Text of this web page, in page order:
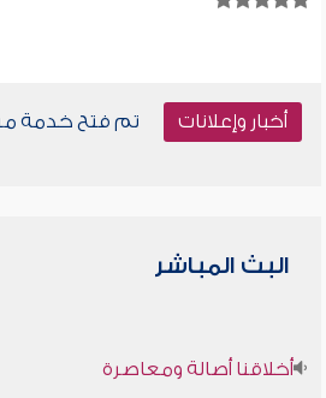
أخبار وإعلانات
تم فتح خدمة
البث المباشر
أخلاقنا أصالة ومعاصرة